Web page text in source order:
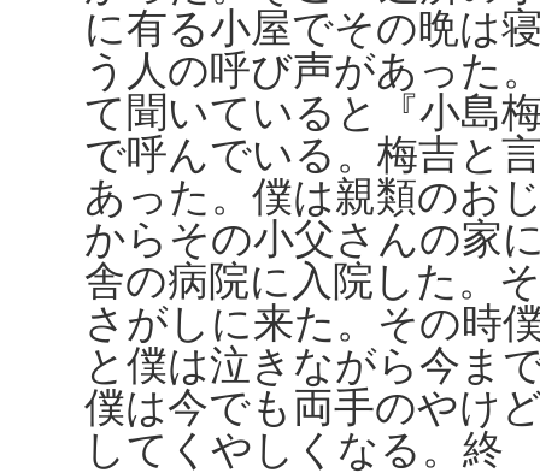
に有る小屋でその晩は
う人の呼び声があった
て聞いていると『小島
で呼んでいる。梅吉と
あった。僕は親類のお
からその小父さんの家
舎の病院に入院した。
さがしに来た。その時
と僕は泣きながら今ま
僕は今でも両手のやけ
してくやしくなる。終